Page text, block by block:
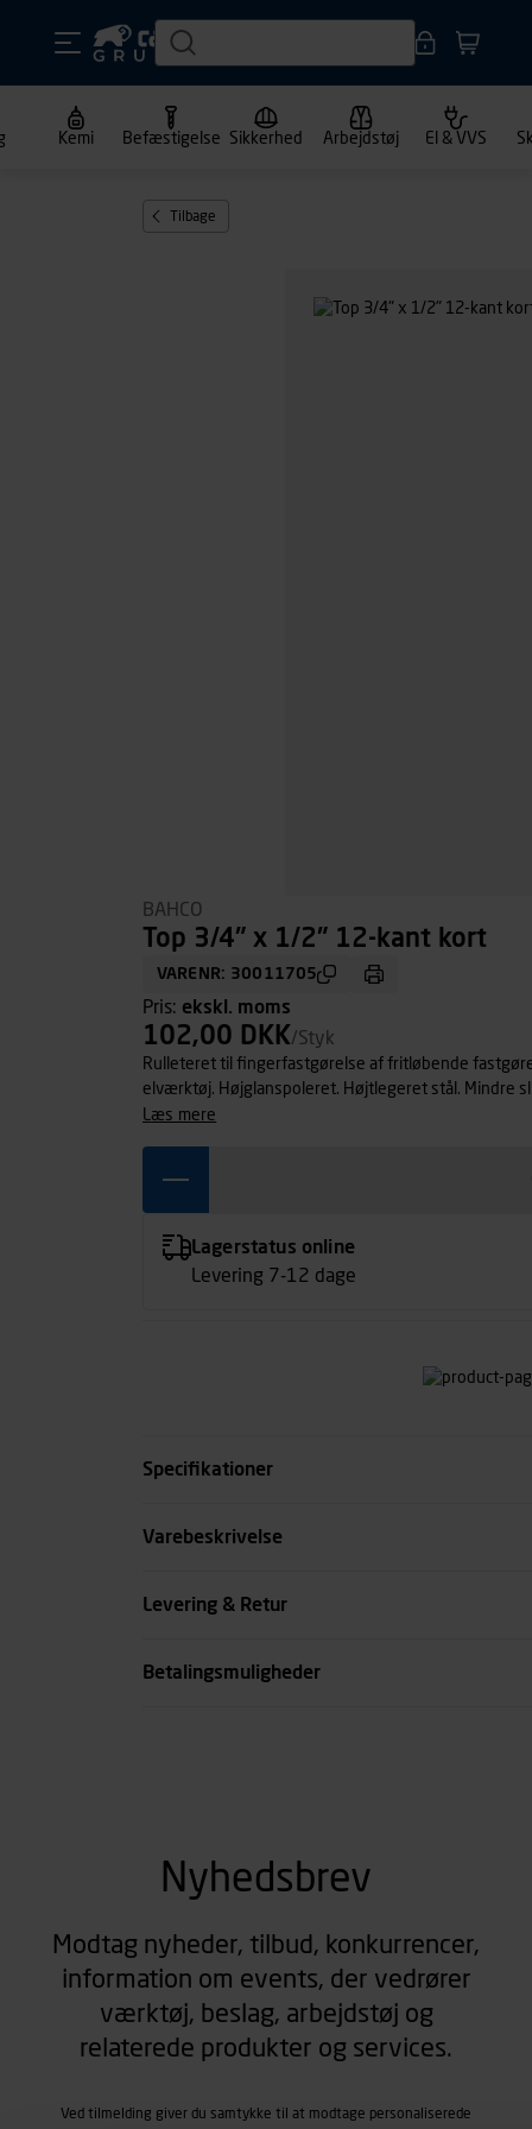
Kemi Befæstigelse Sikkerhed Arbejdstøj El & VVS
Tilbage
BAHCO
Top 3/4" x 1/2" 12-kant kort
VARENR: 30011705
Pris: ekskl. moms
102,00 DKK/Styk
Rulleteret til fingerfastgørelse af fritløbende
elværktøj. Højglanspoleret. Højtlegeret stål. Mindre
Drive™ profil. Maksimal trykfordeling og
læs mere
Lagerstatus online
Levering 7-12 dage
Specifikationer
Dimension mm
Varebeskrivelse
Levering & Retur
Betalingsmuligheder
Nyhedsbrev
Modtag nyheder, tilbud, konkurrencer,
information om events, der vedrører
værktøj, beslag, arbejdstøj og
relaterede produkter og services.
Ved tilmelding giver du samtykke til at modtage personaliserede